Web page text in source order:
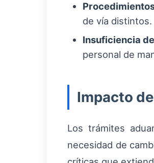
de vía distintos.
Insuficiencia
personal de
Impacto
Los trámites
necesidad de